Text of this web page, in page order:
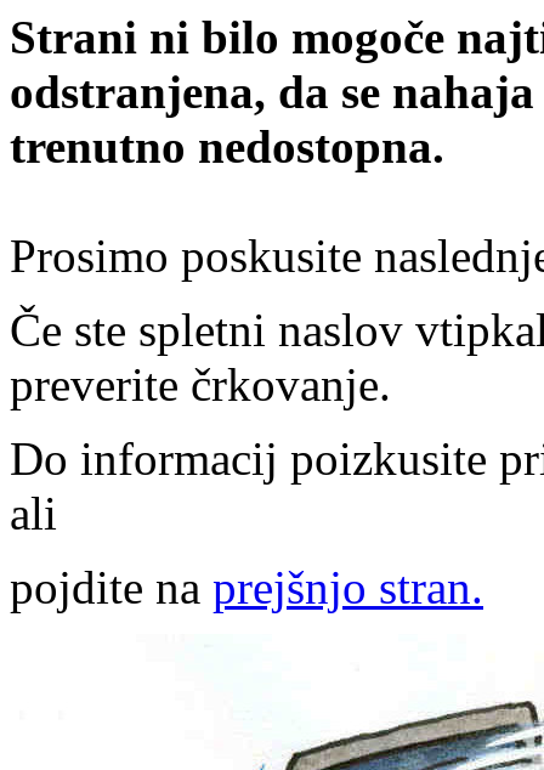
Strani ni bilo mogoče
odstranjena, da se
trenutno nedostopna.
Prosimo poskusite
Če ste spletni naslov
preverite črkovanje.
Do informacij poizkusite
ali
pojdite na prejšnjo stran.